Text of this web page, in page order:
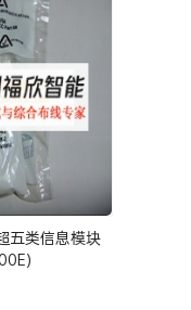
五类信息模块